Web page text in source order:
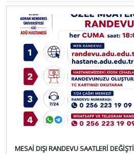
MESAİ DIŞI RANDEVU SAATLERİ DEĞİŞTİ